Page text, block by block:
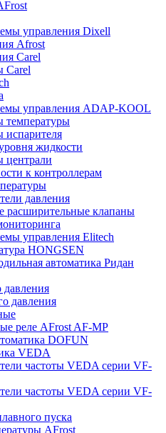
управления Dixell
Afrost
Carel
Carel
управления ADAP-KOOL
температуры
испарителя
жидкости
централи
к контроллерам
давления
расширительные клапаны
управления Elitech
HONGSEN
автоматика Ридан
давления
давления
реле AFrost AF-MP
DOFUN
VEDA
частоты VEDA серии VF-
частоты VEDA серии VF-
пуска
AFrost